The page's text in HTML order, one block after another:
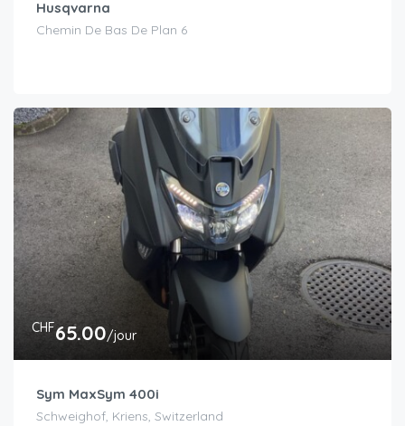
Husqvarna
Chemin De Bas De Plan 6
CHF65.00/jour
Sym MaxSym 400i
Schweighof, Kriens, Switzerland